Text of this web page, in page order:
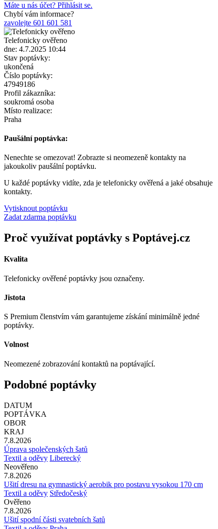
Máte u nás účet? Přihlásit se.
Chybí vám informace?
zavolejte 601 601 581
Telefonicky ověřeno
dne: 4.7.2025 10:44
Stav poptávky:
ukončená
Číslo poptávky:
47949186
Profil zákazníka:
soukromá osoba
Místo realizace:
Praha
Paušální poptávka:
Nenechte se omezovat! Zobrazte si neomezeně kontakty na
jakoukoliv paušální poptávku.
U každé poptávky vidíte, zda je telefonicky ověřená a jaké obsahuje
kontakty.
Vytisknout poptávku
Zadat zdarma poptávku
Proč využívat poptávky s Poptávej.cz
Kvalita
Telefonicky ověřené poptávky jsou označeny.
Jistota
S Premium členstvím vám garantujeme získání minimálně jedné
poptávky.
Volnost
Neomezené zobrazování kontaktů na poptávající.
Podobné poptávky
DATUM
POPTÁVKA
OBOR
KRAJ
7.8.2026
Úprava společenských šatů
Textil a oděvy Liberecký
Neověřeno
7.8.2026
Ušití dresu na gymnastický aerobik pro postavu vysokou 170 cm
Textil a oděvy Středočeský
Ověřeno
7.8.2026
Ušití spodní části svatebních šatů